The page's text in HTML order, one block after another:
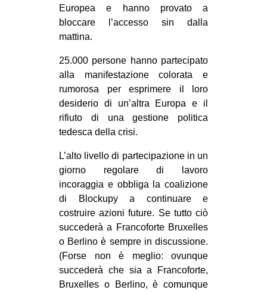
EUROPA
EVENTI
in
tw
bsky
ms
SEARCH
Europea e hanno provato a
bloccare l’accesso sin dalla
mattina.
25.000 persone hanno partecipato
alla manifestazione colorata e
rumorosa per esprimere il loro
desiderio di un’altra Europa e il
rifiuto di una gestione politica
tedesca della crisi.
L’alto livello di partecipazione in un
giorno regolare di lavoro
incoraggia e obbliga la coalizione
di Blockupy a continuare e
costruire azioni future. Se tutto ciò
succederà a Francoforte Bruxelles
o Berlino è sempre in discussione.
(Forse non è meglio: ovunque
succederà che sia a Francoforte,
Bruxelles o Berlino, è comunque